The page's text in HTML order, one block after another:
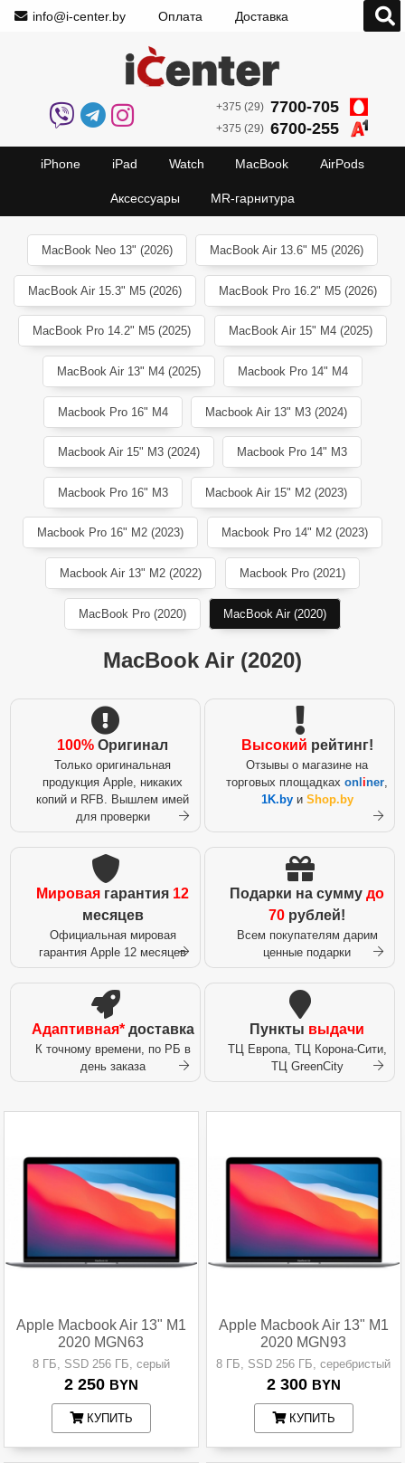
info@i-center.by Оплата Доставка
+375 (29) 7700-705
+375 (29) 6700-255
iPhone iPad Watch MacBook AirPods
Аксессуары MR-гарнитура
MacBook Neo 13" (2026) MacBook Air 13.6" M5 (2026)
MacBook Air 15.3" M5 (2026) MacBook Pro 16.2" M5 (2026)
MacBook Pro 14.2" M5 (2025) MacBook Air 15" M4 (2025)
MacBook Air 13" M4 (2025) Macbook Pro 14" M4
Macbook Pro 16" M4 Macbook Air 13" M3 (2024)
Macbook Air 15" M3 (2024) Macbook Pro 14" M3
Macbook Pro 16" M3 Macbook Air 15" M2 (2023)
Macbook Pro 16" M2 (2023) Macbook Pro 14" M2 (2023)
Macbook Air 13" M2 (2022) Macbook Pro (2021)
MacBook Pro (2020) MacBook Air (2020)
MacBook Air (2020)
100% Оригинал
Только оригинальная
продукция Apple, никаких
копий и RFB. Вышлем имей
для проверки
Высокий рейтинг!
Отзывы о магазине на
торговых площадках onl iner,
1K.byи Shop.by
Мировая гарантия 12
месяцев
Официальная мировая
гарантия Apple 12 месяцев
Подарки на сумму до
70 рублей!
Всем покупателям дарим
ценные подарки
Адаптивная*доставка
К точному времени, по РБ в
день заказа
Пункты выдачи
ТЦ Европа, ТЦ Корона-Сити,
ТЦ GreenCity
Apple Macbook Air 13" M1
2020 MGN63
8 ГБ, SSD 256 ГБ, серый
2 250 BYN
КУПИТЬ
Apple Macbook Air 13" M1
2020 MGN93
8 ГБ, SSD 256 ГБ, серебристый
2 300 BYN
КУПИТЬ